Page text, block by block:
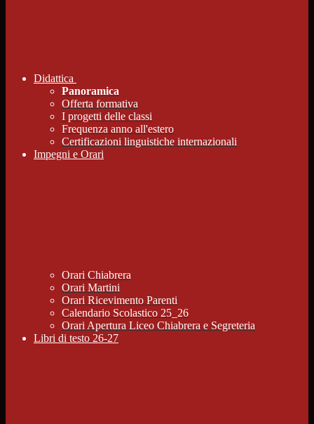
Didattica
Panoramica
Offerta formativa
I progetti delle classi
Frequenza anno all'estero
Certificazioni linguistiche internazionali
Impegni e Orari
Orari Chiabrera
Orari Martini
Orari Ricevimento Parenti
Calendario Scolastico 25_26
Orari Apertura Liceo Chiabrera e Segreteria
Libri di testo 26-27